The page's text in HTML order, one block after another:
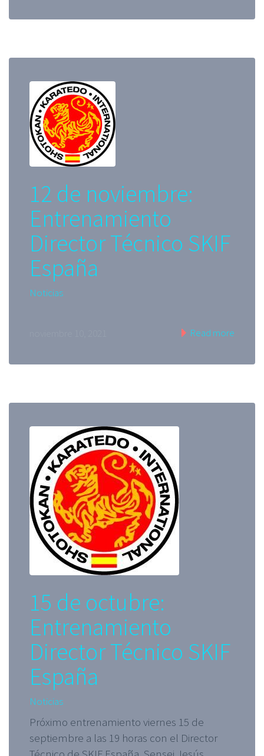
12 de noviembre:
Entrenamiento
Director Técnico SKIF
España
Noticias
Read more
15 de octubre:
Entrenamiento
Director Técnico SKIF
España
Noticias
Próximo entrenamiento viernes 15 de
septiembre a las 19 horas con el Director